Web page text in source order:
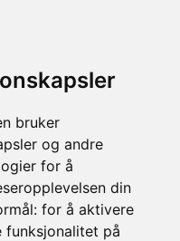
bruker
og andre
for å
din
for å aktivere
funksjonalitet på